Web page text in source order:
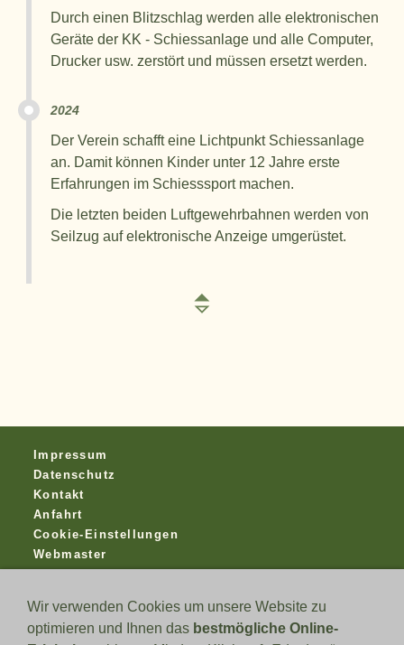
Durch einen Blitzschlag werden alle elektronischen
Geräte der KK - Schiessanlage und alle Computer,
Drucker usw. zerstört und müssen ersetzt werden.
2024
Der Verein schafft eine Lichtpunkt Schiessanlage
an. Damit können Kinder unter 12 Jahre erste
Erfahrungen im Schiesssport machen.
Die letzten beiden Luftgewehrbahnen werden von
Seilzug auf elektronische Anzeige umgerüstet.
Impressum
Datenschutz
Kontakt
Anfahrt
Cookie-Einstellungen
Webmaster
- Luftgewehr/- Pistole 10 Meter
- Kleinkaliber 50 und 100 Meter
Wir verwenden Cookies um unsere Website zu
optimieren und Ihnen das bestmögliche Online-